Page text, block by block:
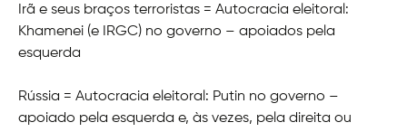
Irã e seus braços terroristas = Autocracia eleitoral:
Khamenei (e IRGC) no governo – apoiados pela
esquerda
Rússia = Autocracia eleitoral: Putin no governo –
apoiado pela esquerda e, às vezes, pela direita ou